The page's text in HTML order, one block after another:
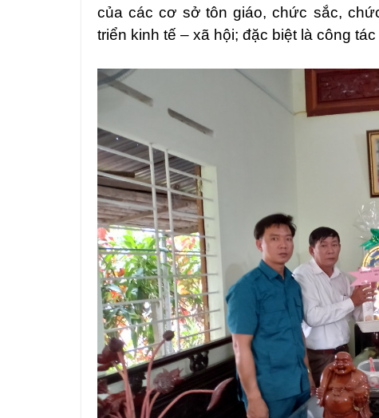
của các cơ sở tôn giáo, chức sắc,
triển kinh tế – xã hội; đặc biệt là công